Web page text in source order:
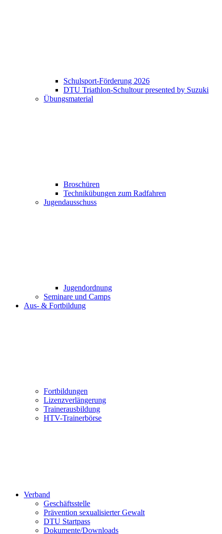
Schulsport-Förderung 2026
DTU Triathlon-Schultour presented by Suzuki
Übungsmaterial
Broschüren
Technikübungen zum Radfahren
Jugendausschuss
Jugendordnung
Seminare und Camps
Aus- & Fortbildung
Fortbildungen
Lizenzverlängerung
Trainerausbildung
HTV-Trainerbörse
Verband
Geschäftsstelle
Prävention sexualisierter Gewalt
DTU Startpass
Dokumente/Downloads